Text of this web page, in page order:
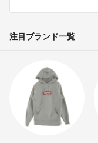
注目ブランド一覧